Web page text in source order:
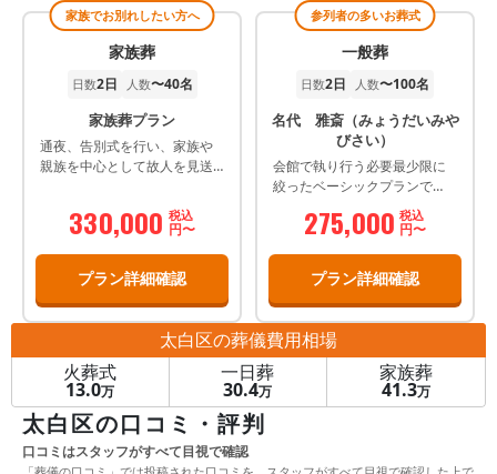
家族でお別れしたい方へ
家族葬
日数2日 人数〜40名
家族葬プラン
通夜、告別式を行い、家族や
親族を中心として故人を見送
330,000 税込
円〜
プラン詳細確認
参列者の多いお葬式
一般葬
日数2日 人数〜100名
名代 雅斎（みょうだいみや
びさい）
会館で執り行う必要最少限に
絞ったベーシックプランで
す。 別途、火葬場利用代金と
ご遺体処置（エンゼルケア）
ンは2日～3日間の日程です。
275,000 税込
円〜
プラン詳細確認
太白区の葬儀費用相場
火葬式
13.0万
一日葬
30.4万
家族葬
41.3万
太白区の口コミ・評判
口コミはスタッフがすべて目視で確認